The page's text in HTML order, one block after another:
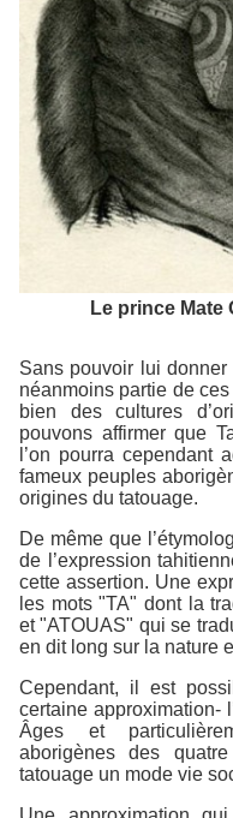
Le prince Mate
Sans pouvoir lui
néanmoins partie de
bien des cultures
pouvons affirmer que
l’on pourra cependant
fameux peuples
origines du tatouage.
De même que
de l’expression
cette assertion. Une
les mots "TA" dont la
et "ATOUAS" qui se
en dit long sur la nature
Cependant, il est
certaine approximation-
Âges et
aborigènes des
tatouage un mode vie